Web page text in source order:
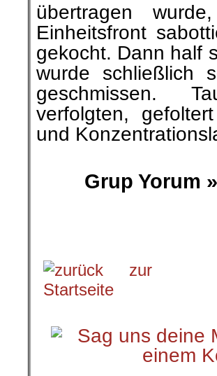
übertragen
Einheitsfront
gekocht. Dann half
wurde schließlich
geschmissen.
verfolgten,
und
Grup Yorum